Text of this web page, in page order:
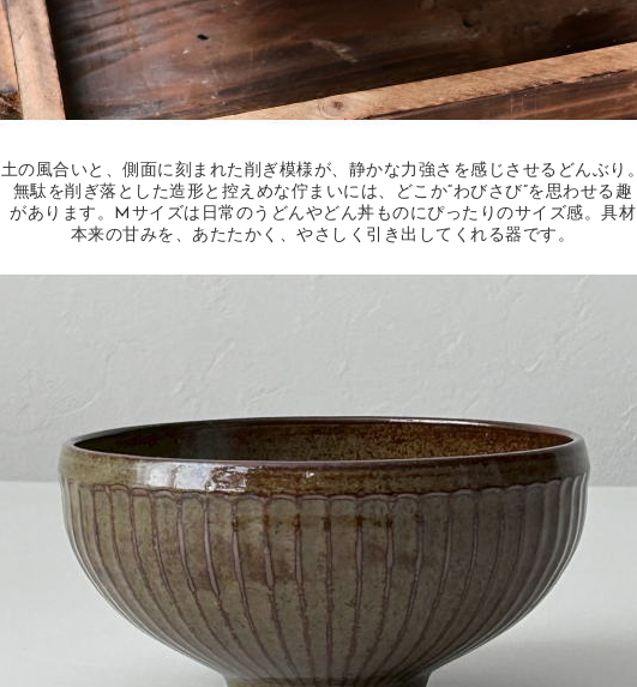
土の風合いと、側面に刻まれた削ぎ模様が、静かな力強さを感じさせるどんぶり。
無駄を削ぎ落とした造形と控えめな佇まいには、どこか“わびさび”を思わせる趣
があります。Mサイズは日常のうどんやどん丼ものにぴったりのサイズ感。具材
本来の甘みを、あたたかく、やさしく引き出してくれる器です。